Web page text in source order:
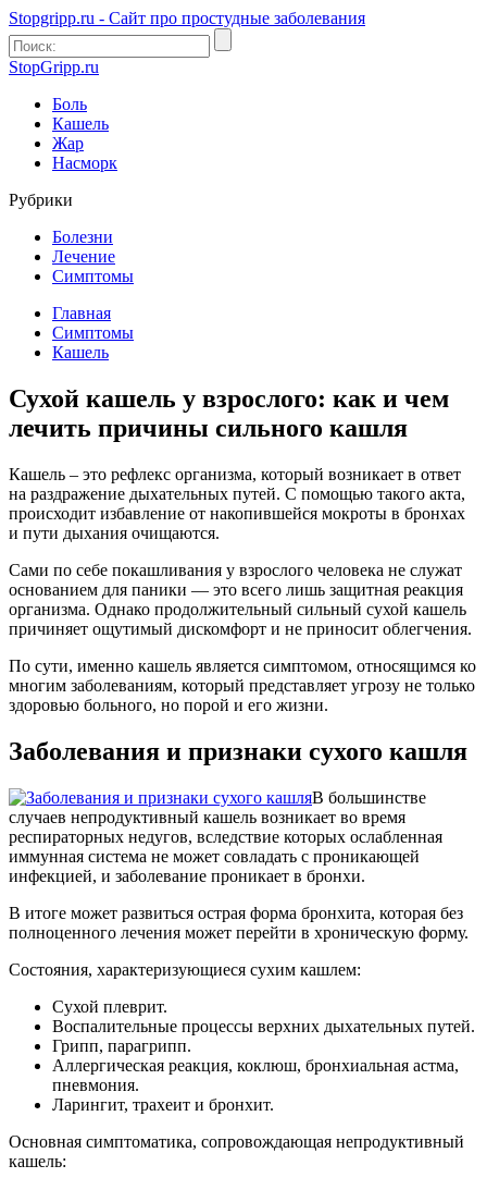
Stopgripp.ru - Cайт про простудные заболевания
StopGripp.ru
Боль
Кашель
Жар
Насморк
Рубрики
Болезни
Лечение
Симптомы
Главная
Симптомы
Кашель
Сухой кашель у взрослого: как и чем
лечить причины сильного кашля
Кашель – это рефлекс организма, который возникает в ответ
на раздражение дыхательных путей. С помощью такого акта,
происходит избавление от накопившейся мокроты в бронхах
и пути дыхания очищаются.
Сами по себе покашливания у взрослого человека не служат
основанием для паники — это всего лишь защитная реакция
организма. Однако продолжительный сильный сухой кашель
причиняет ощутимый дискомфорт и не приносит облегчения.
По сути, именно кашель является симптомом, относящимся ко
многим заболеваниям, который представляет угрозу не только
здоровью больного, но порой и его жизни.
Заболевания и признаки сухого кашля
В большинстве
случаев непродуктивный кашель возникает во время
респираторных недугов, вследствие которых ослабленная
иммунная система не может совладать с проникающей
инфекцией, и заболевание проникает в бронхи.
В итоге может развиться острая форма бронхита, которая без
полноценного лечения может перейти в хроническую форму.
Состояния, характеризующиеся сухим кашлем:
Сухой плеврит.
Воспалительные процессы верхних дыхательных путей.
Грипп, парагрипп.
Аллергическая реакция, коклюш, бронхиальная астма,
пневмония.
Ларингит, трахеит и бронхит.
Основная симптоматика, сопровождающая непродуктивный
кашель: